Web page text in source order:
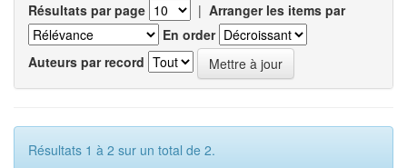
Résultats par page | Arranger les items par
En order
Auteurs par record
Résultats 1 à 2 sur un total de 2.